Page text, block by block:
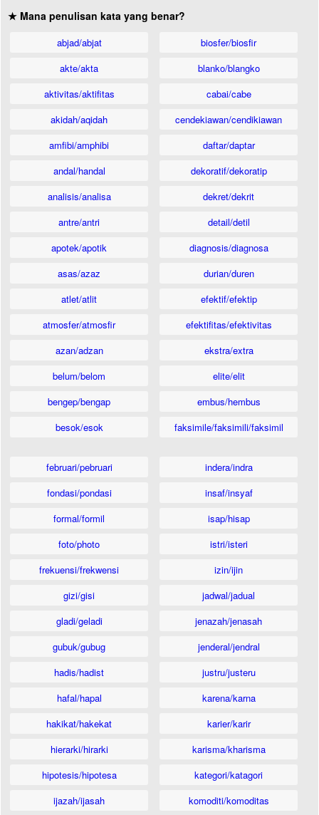
★ Mana penulisan kata yang benar?
abjad/abjat
akte/akta
aktivitas/aktifitas
akidah/aqidah
amfibi/amphibi
andal/handal
analisis/analisa
antre/antri
apotek/apotik
asas/azaz
atlet/atlit
atmosfer/atmosfir
azan/adzan
belum/belom
bengep/bengap
besok/esok
biosfer/biosfir
blanko/blangko
cabai/cabe
cendekiawan/cendikiawan
daftar/daptar
dekoratif/dekoratip
dekret/dekrit
detail/detil
diagnosis/diagnosa
durian/duren
efektif/efektip
efektifitas/efektivitas
ekstra/extra
elite/elit
embus/hembus
faksimile/faksimili/faksimil
februari/pebruari
fondasi/pondasi
formal/formil
foto/photo
frekuensi/frekwensi
gizi/gisi
gladi/geladi
gubuk/gubug
hadis/hadist
hafal/hapal
hakikat/hakekat
hierarki/hirarki
hipotesis/hipotesa
ijazah/ijasah
indera/indra
insaf/insyaf
isap/hisap
istri/isteri
izin/ijin
jadwal/jadual
jenazah/jenasah
jenderal/jendral
justru/justeru
karena/karna
karier/karir
karisma/kharisma
kategori/katagori
komoditi/komoditas